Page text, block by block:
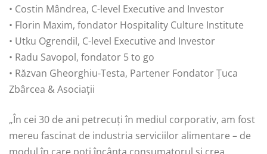
• Costin Mândrea, C-level Executive and Investor
• Florin Maxim, fondator Hospitality Culture Institute
• Utku Ogrendil, C-level Executive and Investor
• Radu Savopol, fondator 5 to go
• Răzvan Gheorghiu-Testa, Partener Fondator Țuca
Zbârcea & Asociații
„În cei 30 de ani petrecuți în mediul corporativ, am fost
mereu fascinat de industria serviciilor alimentare – de
modul în care poți încânta consumatorul și crea